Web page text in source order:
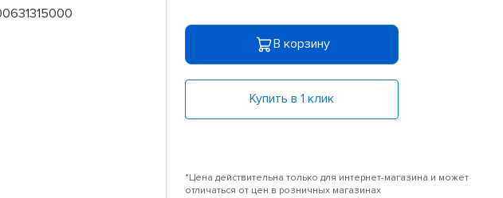
В корзину
Купить в 1 клик
*Цена действительна только для интернет-магазина и может
отличаться от цен в розничных магазинах